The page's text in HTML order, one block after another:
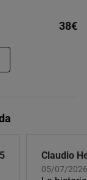
38€
5 Claudio
05/07/2026